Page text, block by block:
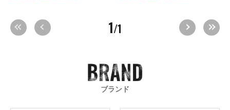
1/1
ブランド